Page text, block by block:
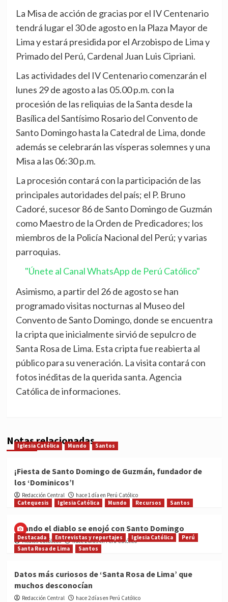
La Misa de acción de gracias por el IV Centenario
tendrá lugar el 30 de agosto en la Plaza Mayor de
Lima y estará presidida por el Arzobispo de Lima y
Primado del Perú, Cardenal Juan Luis Cipriani.
Las actividades del IV Centenario comenzarán el
lunes 29 de agosto a las 05.00 p.m. con la
procesión de las reliquias de la Santa desde la
Basílica del Santísimo Rosario del Convento de
Santo Domingo hasta la Catedral de Lima, donde
además se celebrarán las vísperas solemnes y una
Misa a las 06:30 p.m.
La procesión contará con la participación de las
principales autoridades del país; el P. Bruno
Cadoré, sucesor 86 de Santo Domingo de Guzmán
como Maestro de la Orden de Predicadores; los
miembros de la Policía Nacional del Perú; y varias
parroquias.
"Únete al Canal WhatsApp de Perú Católico"
Asimismo, a partir del 26 de agosto se han
programado visitas nocturnas al Museo del
Convento de Santo Domingo, donde se encuentra
la cripta que inicialmente sirvió de sepulcro de
Santa Rosa de Lima. Esta cripta fue reabierta al
público para su veneración. La visita contará con
fotos inéditas de la querida santa. Agencia
Católica de informaciones.
Notas relacionadas
Iglesia Católica Mundo Santos
¡Fiesta de Santo Domingo de Guzmán, fundador de
los ‘Dominicos’!
Redacción Central
hace 1 día en Perú Católico
Catequesis
Iglesia Católica Mundo Recursos Santos
Cuando el diablo se enojó con Santo Domingo
Medios Católicos hace 2 días en Perú Católico
Destacada Entrevistas y reportajes Iglesia Católica
Perú
Santa Rosa de Lima
Santos
Datos más curiosos de ‘Santa Rosa de Lima’ que
muchos desconocían
Redacción Central hace 2 días en Perú Católico